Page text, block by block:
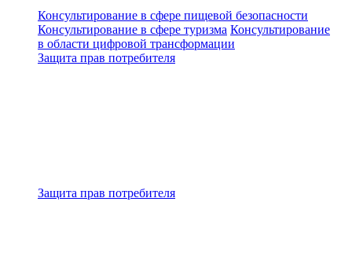
Консультирование в сфере пищевой безопасности
Консультирование в сфере туризма Консультирование
в области цифровой трансформации
Защита прав потребителя
Защита прав потребителя